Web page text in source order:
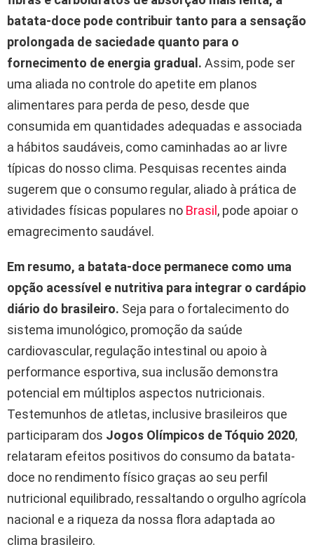
batata-doce pode contribuir tanto para a sensação
prolongada de saciedade quanto para o
fornecimento de energia gradual. Assim, pode ser
uma aliada no controle do apetite em planos
alimentares para perda de peso, desde que
consumida em quantidades adequadas e associada
a hábitos saudáveis, como caminhadas ao ar livre
típicas do nosso clima. Pesquisas recentes ainda
sugerem que o consumo regular, aliado à prática de
atividades físicas populares no Brasil , pode apoiar o
emagrecimento saudável.
Em resumo, a batata-doce permanece como uma
opção acessível e nutritiva para integrar o cardápio
diário do brasileiro. Seja para o fortalecimento do
sistema imunológico, promoção da saúde
cardiovascular, regulação intestinal ou apoio à
performance esportiva, sua inclusão demonstra
potencial em múltiplos aspectos nutricionais.
Testemunhos de atletas, inclusive brasileiros que
participaram dos Jogos Olímpicos de Tóquio 2020,
relataram efeitos positivos do consumo da batata-
doce no rendimento físico graças ao seu perfil
nutricional equilibrado, ressaltando o orgulho agrícola
nacional e a riqueza da nossa flora adaptada ao
clima brasileiro.